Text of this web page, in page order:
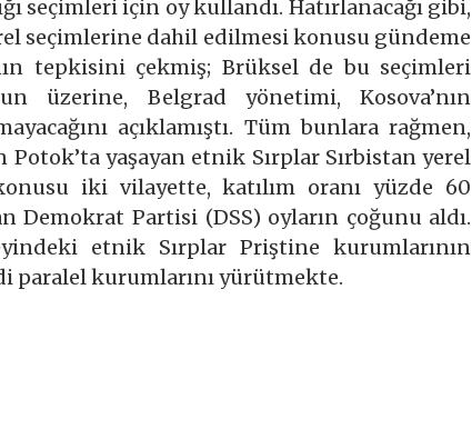
seçimleri için oy kullandı. Hatırlanacağı gibi,
seçimlerine dahil edilmesi konusu gündeme
tepkisini çekmiş; Brüksel de bu seçimleri
üzerine, Belgrad yönetimi, Kosova’nın
açıklamıştı. Tüm bunlara rağmen,
Potok’ta yaşayan etnik Sırplar Sırbistan yerel
iki vilayette, katılım oranı yüzde 60
Demokrat Partisi (DSS) oyların çoğunu aldı.
etnik Sırplar Priştine kurumlarının
paralel kurumlarını yürütmekte.